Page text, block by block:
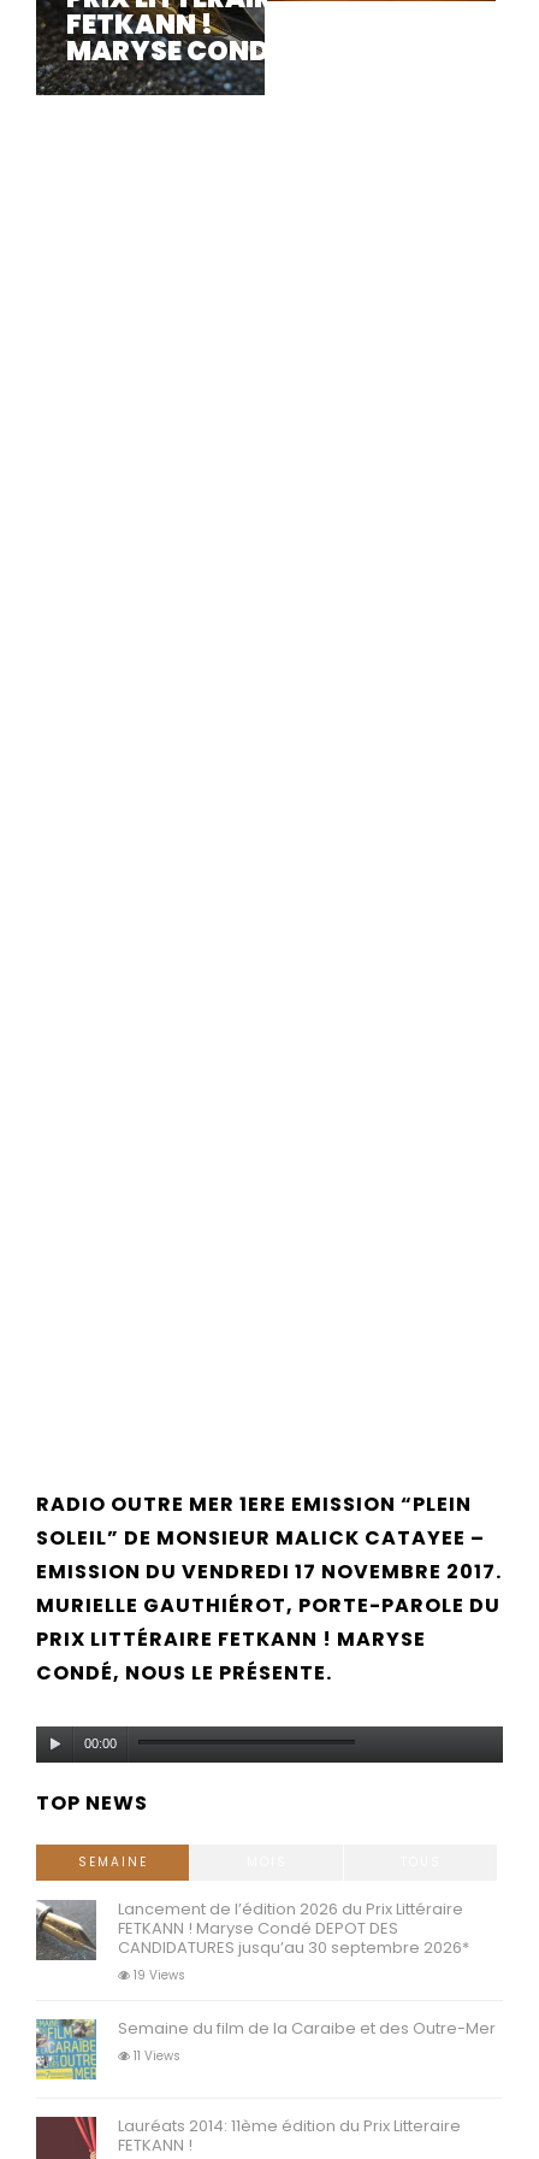
FETKANN !
MARYSE CONDÉ ...
RADIO OUTRE MER 1ERE EMISSION “PLEIN
SOLEIL” DE MONSIEUR MALICK CATAYEE –
EMISSION DU VENDREDI 17 NOVEMBRE 2017.
MURIELLE GAUTHIÉROT, PORTE-PAROLE DU
PRIX LITTÉRAIRE FETKANN ! MARYSE
CONDÉ, NOUS LE PRÉSENTE.
Audio00:00
TOP NEWS
SEMAINE
Lancement de l’édition 2026 du Prix Littéraire
FETKANN ! Maryse Condé DEPOT DES
CANDIDATURES jusqu’au 30 septembre 2026*
19 Views
Semaine du film de la Caraibe et des Outre-Mer
11 Views
Lauréats 2014: 11ème édition du Prix Litteraire
FETKANN !